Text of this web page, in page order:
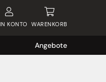
KONTO WARENKORB
Angebote